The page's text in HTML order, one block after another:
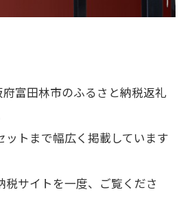
富田林市のふるさと納税返礼
ットまで幅広く掲載しています
税サイトを一度、ご覧くださ